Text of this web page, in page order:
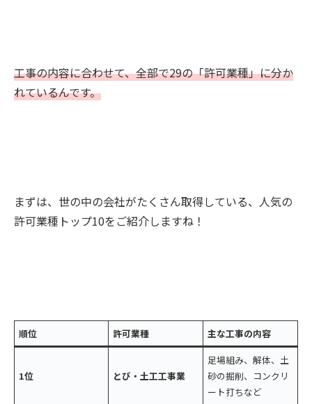
工事の内容に合わせて、全部で29の「許可業種」に分か
れているんです。
まずは、世の中の会社がたくさん取得している、人気の
許可業種トップ10をご紹介しますね！
順位 許可業種 主な工事の内容
1位 とび・土工工事業
足場組み、解体、土
砂の掘削、コンクリ
ート打ちなど